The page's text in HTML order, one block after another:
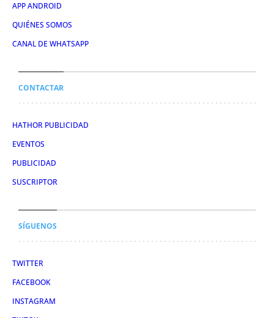
APP ANDROID
QUIÉNES SOMOS
CANAL DE WHATSAPP
CONTACTAR
HATHOR PUBLICIDAD
EVENTOS
PUBLICIDAD
SUSCRIPTOR
SÍGUENOS
TWITTER
FACEBOOK
INSTAGRAM